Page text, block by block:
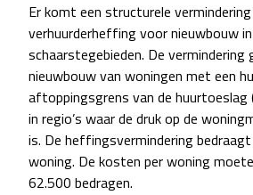
Er komt een structurele
verhuurderheffing voor nieuwbouw
schaarstegebieden. De vermindering
nieuwbouw van woningen met een
aftoppingsgrens van de
in regio’s waar de druk op de
is. De heffingsvermindering
woning. De kosten per woning
62.500 bedragen.